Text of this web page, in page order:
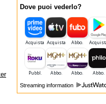
Dove puoi vederlo?
Streaming information